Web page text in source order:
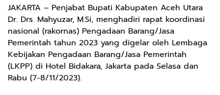
JAKARTA – Penjabat Bupati Kabupaten Aceh Utara
Dr. Drs. Mahyuzar, M.Si, menghadiri rapat koordinasi
nasional (rakornas) Pengadaan Barang/Jasa
Pemerintah tahun 2023 yang digelar oleh Lembaga
Kebijakan Pengadaan Barang/Jasa Pemerintah
(LKPP) di Hotel Bidakara, Jakarta pada Selasa dan
Rabu (7-8/11/2023).